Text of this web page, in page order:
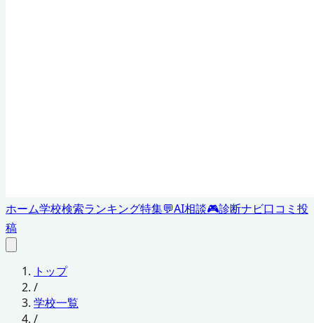
ホーム学校検索ランキング特集💬AI相談🎮診断ナビ口コミ投
稿
トップ
/
学校一覧
/